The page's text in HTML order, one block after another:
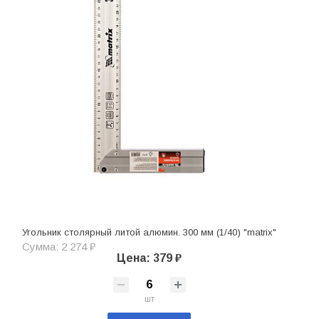
Угольник столярный литой алюмин. 300 мм (1/40) "matrix"
Сумма: 2 274 ₽
Цена: 379 ₽
шт